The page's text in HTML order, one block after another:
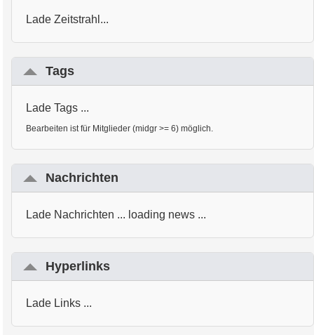
Lade Zeitstrahl...
Tags
Lade Tags ...
Bearbeiten ist für Mitglieder (midgr >= 6) möglich.
Nachrichten
Lade Nachrichten ... loading news ...
Hyperlinks
Lade Links ...